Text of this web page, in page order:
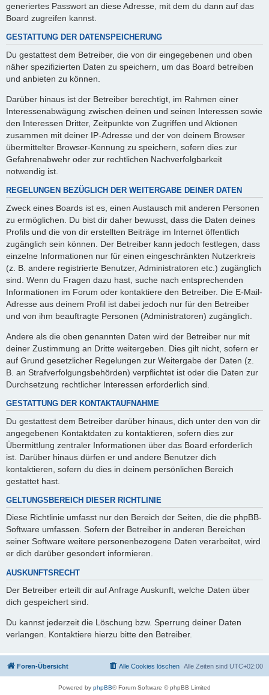
generiertes Passwort an diese Adresse, mit dem du dann auf das
Board zugreifen kannst.
GESTATTUNG DER DATENSPEICHERUNG
Du gestattest dem Betreiber, die von dir eingegebenen und oben
näher spezifizierten Daten zu speichern, um das Board betreiben
und anbieten zu können.
Darüber hinaus ist der Betreiber berechtigt, im Rahmen einer
Interessenabwägung zwischen deinen und seinen Interessen sowie
den Interessen Dritter, Zeitpunkte von Zugriffen und Aktionen
zusammen mit deiner IP-Adresse und der von deinem Browser
übermittelter Browser-Kennung zu speichern, sofern dies zur
Gefahrenabwehr oder zur rechtlichen Nachverfolgbarkeit
notwendig ist.
REGELUNGEN BEZÜGLICH DER WEITERGABE DEINER DATEN
Zweck eines Boards ist es, einen Austausch mit anderen Personen
zu ermöglichen. Du bist dir daher bewusst, dass die Daten deines
Profils und die von dir erstellten Beiträge im Internet öffentlich
zugänglich sein können. Der Betreiber kann jedoch festlegen, dass
einzelne Informationen nur für einen eingeschränkten Nutzerkreis
(z. B. andere registrierte Benutzer, Administratoren etc.) zugänglich
sind. Wenn du Fragen dazu hast, suche nach entsprechenden
Informationen im Forum oder kontaktiere den Betreiber. Die E-Mail-
Adresse aus deinem Profil ist dabei jedoch nur für den Betreiber
und von ihm beauftragte Personen (Administratoren) zugänglich.
Andere als die oben genannten Daten wird der Betreiber nur mit
deiner Zustimmung an Dritte weitergeben. Dies gilt nicht, sofern er
auf Grund gesetzlicher Regelungen zur Weitergabe der Daten (z.
B. an Strafverfolgungsbehörden) verpflichtet ist oder die Daten zur
Durchsetzung rechtlicher Interessen erforderlich sind.
GESTATTUNG DER KONTAKTAUFNAHME
Du gestattest dem Betreiber darüber hinaus, dich unter den von dir
angegebenen Kontaktdaten zu kontaktieren, sofern dies zur
Übermittlung zentraler Informationen über das Board erforderlich
ist. Darüber hinaus dürfen er und andere Benutzer dich
kontaktieren, sofern du dies in deinem persönlichen Bereich
gestattet hast.
GELTUNGSBEREICH DIESER RICHTLINIE
Diese Richtlinie umfasst nur den Bereich der Seiten, die die phpBB-
Software umfassen. Sofern der Betreiber in anderen Bereichen
seiner Software weitere personenbezogene Daten verarbeitet, wird
er dich darüber gesondert informieren.
AUSKUNFTSRECHT
Der Betreiber erteilt dir auf Anfrage Auskunft, welche Daten über
dich gespeichert sind.
Du kannst jederzeit die Löschung bzw. Sperrung deiner Daten
verlangen. Kontaktiere hierzu bitte den Betreiber.
Foren-Übersicht Alle Zeiten sind UTC+02:00
Alle Cookies löschen
Powered by phpBB® Forum Software © phpBB Limited